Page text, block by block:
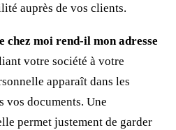
auprès de vos clients.
moi rend-il mon adresse
votre société à votre
apparaît dans les
vos documents. Une
permet justement de garder